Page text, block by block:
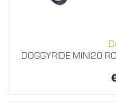
DOGGYRIDE MINI20